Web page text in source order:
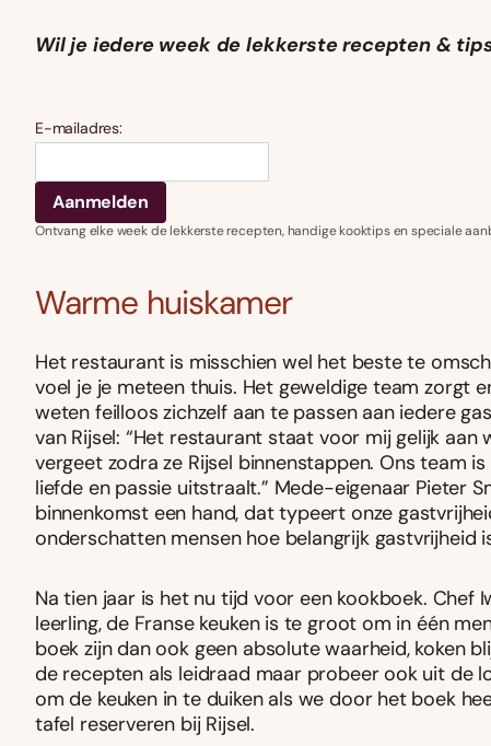
Wil je iedere week de lekkerste recepten &
E-mailadres:
Ontvang elke week de lekkerste recepten, handige kooktips en speciale
Warme huiskamer
Het restaurant is misschien wel het beste te
voel je je meteen thuis. Het geweldige team zorgt
weten feilloos zichzelf aan te passen aan iedere
van Rijsel: “Het restaurant staat voor mij gelijk
vergeet zodra ze Rijsel binnenstappen. Ons team
liefde en passie uitstraalt.” Mede-eigenaar Pieter
binnenkomst een hand, dat typeert onze
onderschatten mensen hoe belangrijk gastvrijheid
Na tien jaar is het nu tijd voor een kookboek. Chef
leerling, de Franse keuken is te groot om in één
boek zijn dan ook geen absolute waarheid, koken
de recepten als leidraad maar probeer ook uit de
om de keuken in te duiken als we door het boek
tafel reserveren bij Rijsel.